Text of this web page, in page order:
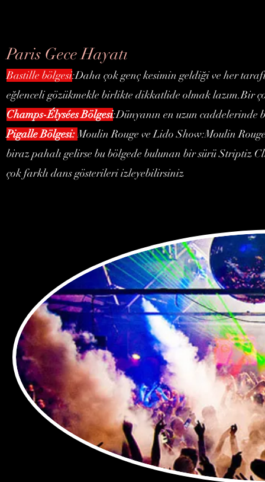
Paris Gece Hayatı
Bastille bölgesi:Daha çok genç kesimin geldiği ve her
eğlenceli gözükmekle birlikte dikkatlide olmak lazım.Bir
Champs-Élysées Bölgesi:Dünyanın en uzun caddelerinde
Pigalle Bölgesi:Moulin Rouge ve Lido Show:Moulin
biraz pahalı gelirse bu bölgede bulunan bir sürü Striptiz
çok farklı dans gösterileri izleyebilirsiniz